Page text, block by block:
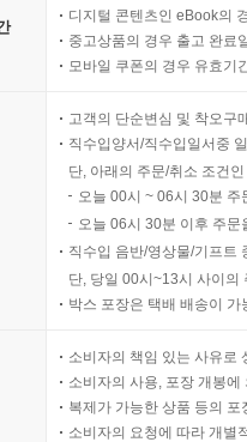
디지털 콘텐츠인 eBook의
중고상품의 경우 출고 완료
모바일 쿠폰의 경우 유효기
고객의 단순변심 및 착오구
직수입양서/직수입일서중
단, 아래의 주문/취소 조건
오늘 00시 ~ 06시 30분
오늘 06시 30분 이후 주
직수입 음반/영상물/기프트
단, 당일 00시~13시 사이의
박스 포장은 택배 배송이
소비자의 책임 있는 사유로
소비자의 사용, 포장 개봉
복제가 가능한 상품 등의
소비자의 요청에 따라 개별